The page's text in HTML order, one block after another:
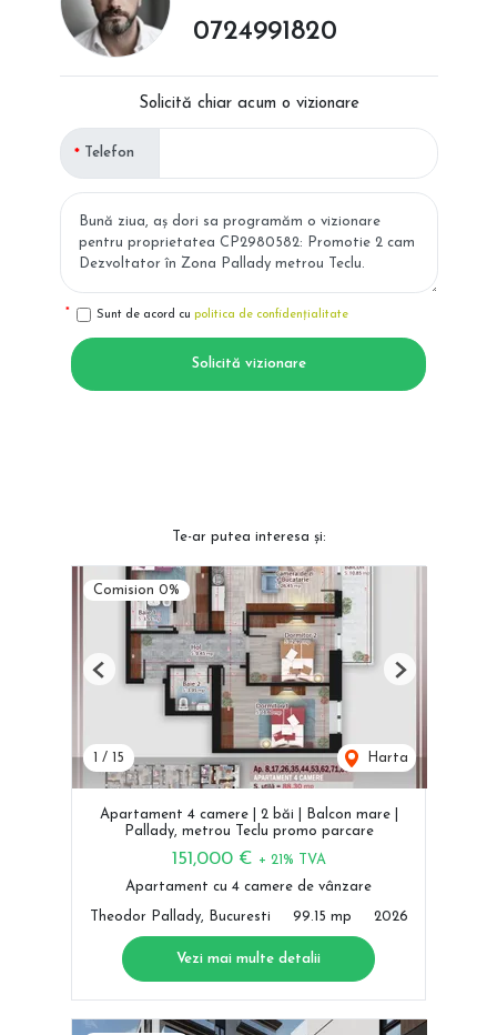
0724991820
Solicită chiar acum o vizionare
Telefon
Sunt de acord cu politica de confidențialitate
Solicită vizionare
Te-ar putea interesa și:
Comision 0%
/ 15 Harta
Previous Next
Apartament 4 camere | 2 băi | Balcon mare |
Pallady, metrou Teclu promo parcare
151,000 € + 21% TVA
Apartament cu 4 camere de vânzare
Theodor Pallady, Bucuresti 99.15 mp 2026
Vezi mai multe detalii